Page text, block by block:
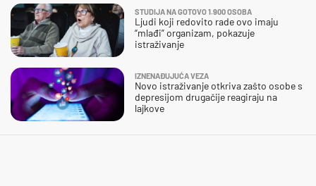
STUDIJA NA GOTOVO 1.900 OSOBA
Ljudi koji redovito rade ovo imaju
“mlađi” organizam, pokazuje
istraživanje
IZNENAĐUJUĆA VEZA
Novo istraživanje otkriva zašto osobe s
depresijom drugačije reagiraju na
lajkove